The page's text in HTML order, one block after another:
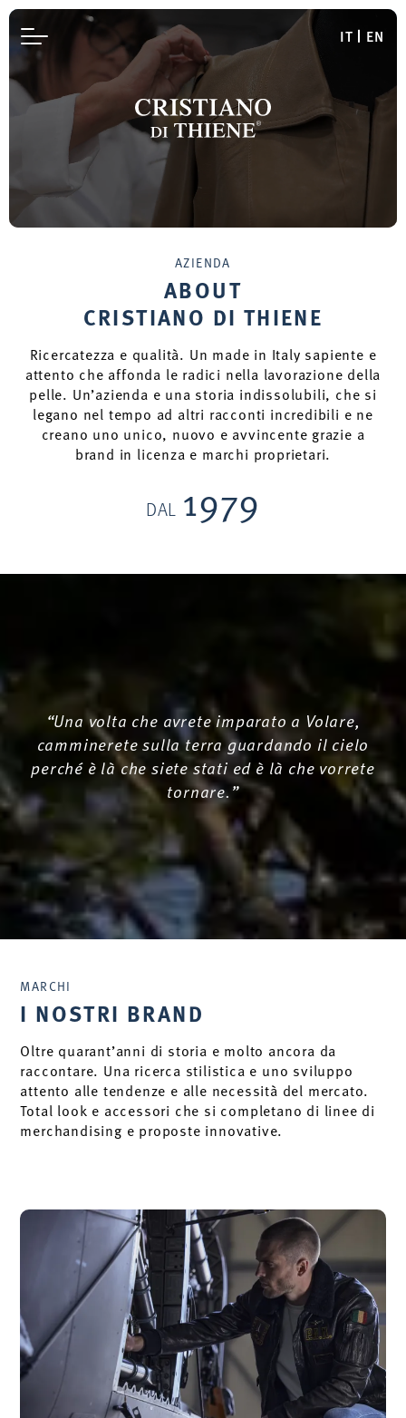
IT EN
AZIENDA
ABOUT
CRISTIANO DI THIENE
Ricercatezza e qualità. Un made in Italy sapiente e
attento che affonda le radici nella lavorazione della
pelle. Un’azienda e una storia indissolubili, che si
legano nel tempo ad altri racconti incredibili e ne
creano uno unico, nuovo e avvincente grazie a
brand in licenza e marchi proprietari.
DAL 1979
“Una volta che avrete imparato a Volare,
camminerete sulla terra guardando il cielo
perché è là che siete stati ed è là che vorrete
tornare.”
MARCHI
I NOSTRI BRAND
Oltre quarant’anni di storia e molto ancora da
raccontare. Una ricerca stilistica e uno sviluppo
attento alle tendenze e alle necessità del mercato.
Total look e accessori che si completano di linee di
merchandising e proposte innovative.